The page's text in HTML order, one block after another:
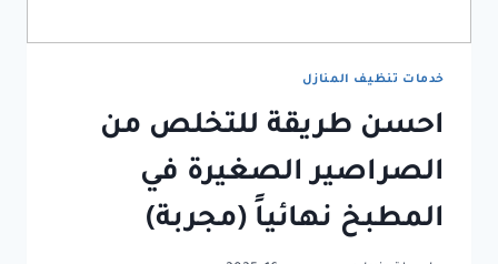
خدمات تنظيف المنازل
احسن طريقة للتخلص من
الصراصير الصغيرة في
المطبخ نهائياً (مجربة)